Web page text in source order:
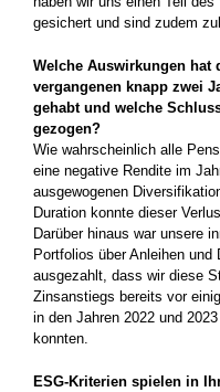
gesichert und sind zudem
Welche Auswirkungen hat
vergangenen knapp zwei
gehabt und welche
gezogen?
Wie wahrscheinlich alle
eine ­negative Rendite im
ausgewogenen
Duration konnte dieser
Darüber hinaus war unsere
Portfolios über Anleihen
ausgezahlt, dass wir diese
Zinsanstiegs bereits vor
in den Jahren 2022 und
konnten.
ESG-Kriterien spielen in